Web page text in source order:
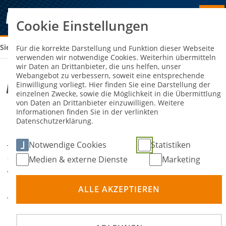
Sie sind hier: ADAC RACING WEEKEND
ADAC Racing Weekend
DATUM
26. Juni 2026
ORT Nürburgring
Rundstrecke
PCHC - Porsche Club
Cookie Einstellungen
Für die korrekte Darstellung und Funktion dieser Webseite
verwenden wir notwendige Cookies. Weiterhin übermitteln
wir Daten an Drittanbieter, die uns helfen, unser
Webangebot zu verbessern, soweit eine entsprechende
Einwilligung vorliegt. Hier finden Sie eine Darstellung der
einzelnen Zwecke, sowie die Möglichkeit in die Übermittlung
von Daten an Drittanbieter einzuwilligen. Weitere
Informationen finden Sie in der verlinkten
Datenschutzerklärung.
Notwendige Cookies
Statistiken
Medien & externe Dienste
Marketing
ALLE AKZEPTIEREN